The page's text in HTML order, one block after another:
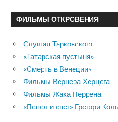
ФИЛЬМЫ ОТКРОВЕНИЯ
Слушая Тарковского
«Татарская пустыня»
«Смерть в Венеции»
Фильмы Вернера Херцога
Фильмы Жака Перрена
«Пепел и снег» Грегори